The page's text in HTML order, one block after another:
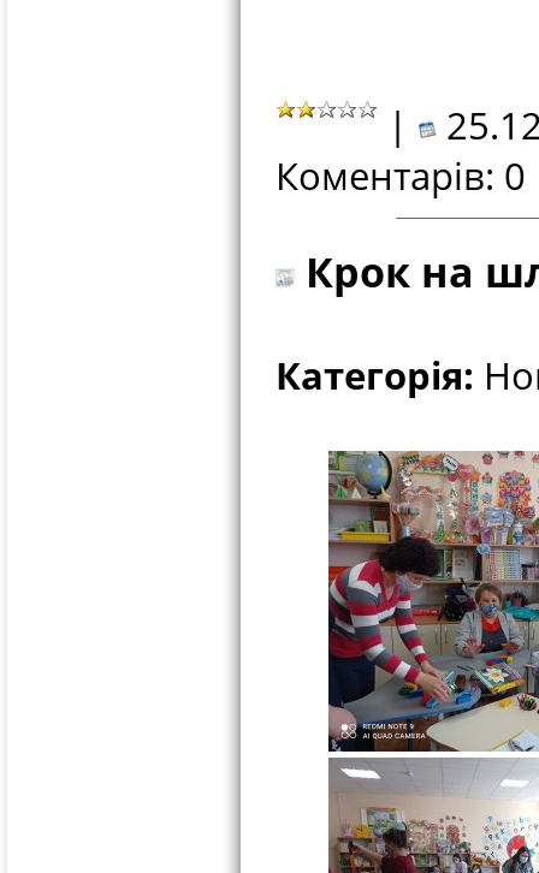
|
Коментарів:
Крок на
Категорія: